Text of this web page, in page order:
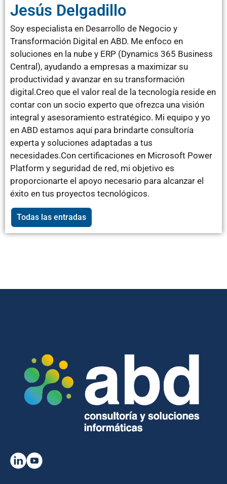
Jesús Delgadillo
Soy especialista en Desarrollo de Negocio y
Transformación Digital en ABD. Me enfoco en
soluciones en la nube y ERP (Dynamics 365 Business
Central), ayudando a empresas a maximizar su
productividad y avanzar en su transformación
digital.Creo que el valor real de la tecnología reside en
contar con un socio experto que ofrezca una visión
integral y asesoramiento estratégico. Mi equipo y yo
en ABD estamos aquí para brindarte consultoría
experta y soluciones adaptadas a tus
necesidades.Con certificaciones en Microsoft Power
Platform y seguridad de red, mi objetivo es
proporcionarte el apoyo necesario para alcanzar el
éxito en tus proyectos tecnológicos.
Todas las entradas